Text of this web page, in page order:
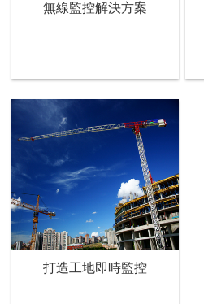
無線監控解決方案
打造工地即時監控